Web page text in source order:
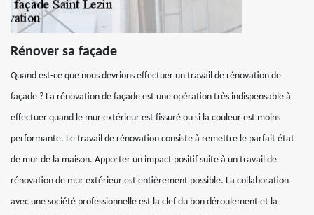
Rénover sa façade
Quand est-ce que nous devrions effectuer un travail de rénovation de
façade ? La rénovation de façade est une opération très indispensable à
effectuer quand le mur extérieur est fissuré ou si la couleur est moins
performante. Le travail de rénovation consiste à remettre le parfait état
de mur de la maison. Apporter un impact positif suite à un travail de
rénovation de mur extérieur est entièrement possible. La collaboration
avec une société professionnelle est la clef du bon déroulement et la